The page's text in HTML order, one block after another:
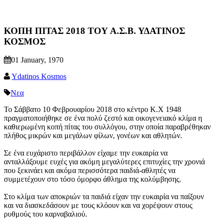
ΚΟΠΗ ΠΙΤΑΣ 2018 ΤΟΥ Α.Σ.Β. ΥΔΑΤΙΝΟΣ
ΚΟΣΜΟΣ
01 January, 1970
Ydatinos Kosmos
Νεα
Το Σάββατο 10 Φεβρουαρίου 2018 στο κέντρο Κ.Χ 1948
πραγματοποιήθηκε σε ένα πολύ ζεστό και οικογενειακό κλίμα η
καθιερωμένη κοπή πίτας του συλλόγου, στην οποία παραβρέθηκαν
πλήθος μικρών και μεγάλων φίλων, γονέων και αθλητών.
Σε ένα ευχάριστο περιβάλλον είχαμε την ευκαιρία να
ανταλλάξουμε ευχές για ακόμη μεγαλύτερες επιτυχίες την χρονιά
που ξεκινάει και ακόμα περισσότερα παιδιά-αθλητές να
συμμετέχουν στο τόσο όμορφο άθλημα της κολύμβησης.
Στο κλίμα των αποκριών τα παιδιά είχαν την ευκαιρία να παίξουν
και να διασκεδάσουν με τους κλόουν και να χορέψουν στους
ρυθμούς του καρναβαλιού.